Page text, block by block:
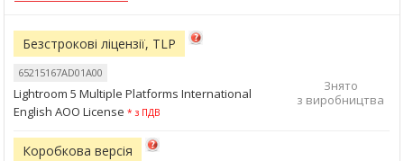
Безстрокові ліцензії, TLP
65215167AD01A00
Lightroom 5 Multiple Platforms International
English AOO License* з ПДВ
Знято
з виробництва
Коробкова версія